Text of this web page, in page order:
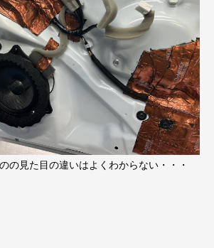
の見た目の違いはよくわからない・・・